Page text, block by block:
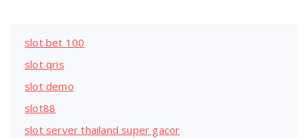
slot bet 100
slot qris
slot demo
slot88
slot server thailand super gacor